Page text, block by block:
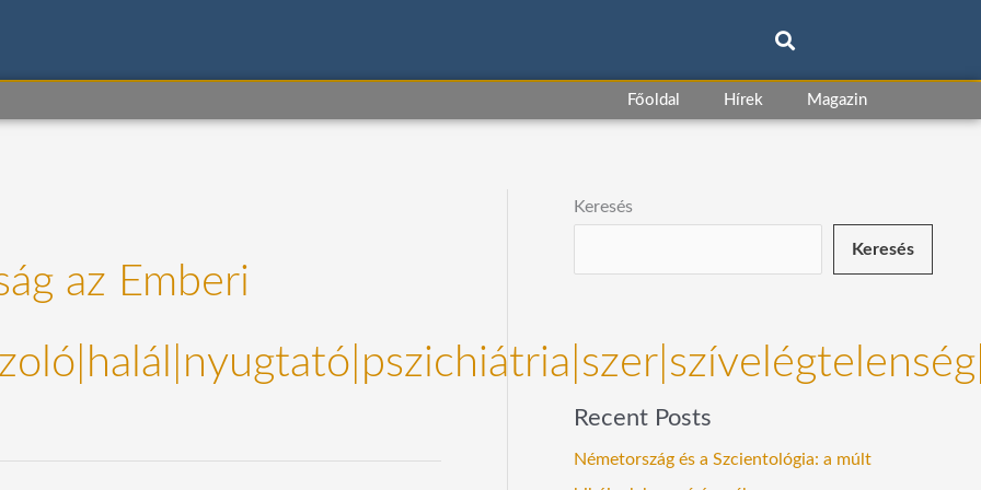
Főoldal Hírek Magazin
az Emberi
Keresés
Keresés
Recent Posts
Németország és a Szcientológia: a múlt